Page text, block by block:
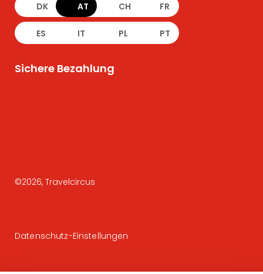
DK AT CH FR
ES IT PL PT
Sichere Bezahlung
©2026, Travelcircus
Datenschutz-Einstellungen